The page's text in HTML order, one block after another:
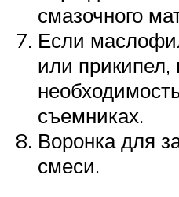
смазочного
Если
или прикипел,
съемниках.
Воронка для
смеси.